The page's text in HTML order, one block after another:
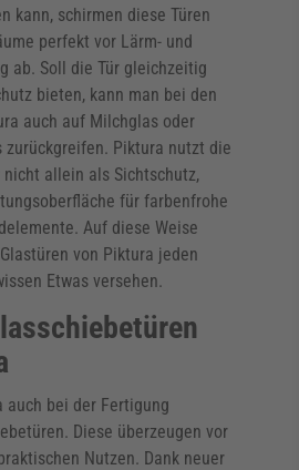
kann, schirmen diese Türen
perfekt vor Lärm- und
ab. Soll die Tür gleichzeitig
bieten, kann man bei den
auch auf Milchglas oder
zurückgreifen. Piktura nutzt die
allein als Sichtschutz,
für farbenfrohe
Auf diese Weise
von Piktura jeden
Etwas versehen.
auch bei der Fertigung
Diese überzeugen vor
Nutzen. Dank neuer